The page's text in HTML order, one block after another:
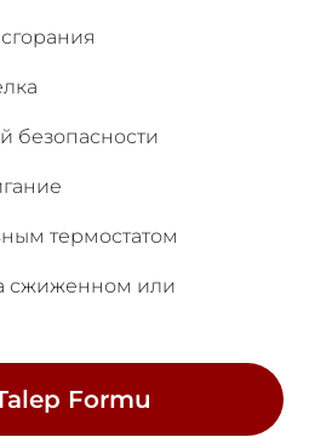
безопасности
термостатом
сжиженном или
Formu